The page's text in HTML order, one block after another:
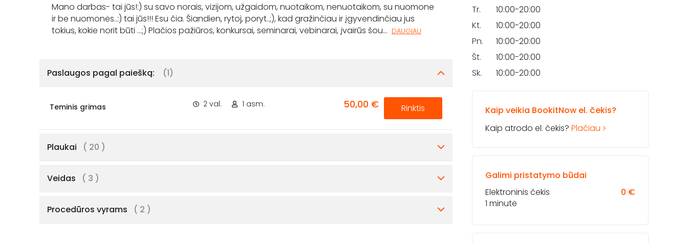
Mano darbas- tai jūs!:) su savo norais, vizijom, užgaidom, nuotaikom, nenuotaikom, su nuomone
ir be nuomonės..:) tai jūs!!! Esu čia. Šiandien, rytoj, poryt..;), kad gražinčiau ir įgyvendinčiau jus
tokius, kokie norit būti ...;) Plačios pažiūros, konkursai, seminarai, vebinarai, įvairūs šou... DAUGIAU
Paslaugos pagal paiešką: (1)
Teminis grimas 2 val. 1 asm. 50,00 € Rinktis
Plaukai ( 20 )
Veidas ( 3 )
Procedūros vyrams ( 2 )
Tr.
10:00-20:00
Kt.
10:00-20:00
Pn.
10:00-20:00
Št.
10:00-20:00
Sk.
10:00-20:00
Kaip veikia BookitNow el. čekis?
Kaip atrodo el. čekis? Plačiau
Galimi pristatymo būdai
0 €
Elektroninis čekis
1 minutė